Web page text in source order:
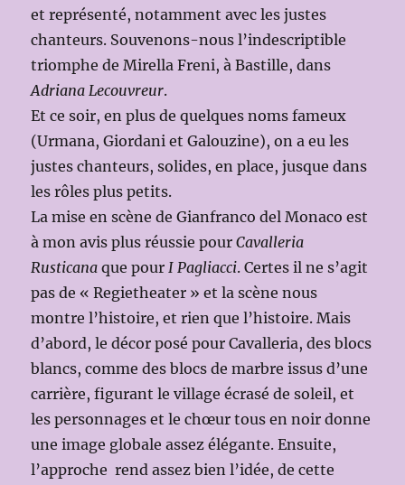
et représenté, notamment avec les justes
chanteurs. Souvenons-nous l’indescriptible
triomphe de Mirella Freni, à Bastille, dans
Adriana Lecouvreur.
Et ce soir, en plus de quelques noms fameux
(Urmana, Giordani et Galouzine), on a eu les
justes chanteurs, solides, en place, jusque dans
les rôles plus petits.
La mise en scène de Gianfranco del Monaco est
à mon avis plus réussie pourCavalleria
Rusticana que pourI Pagliacci. Certes il ne s’agit
pas de « Regietheater » et la scène nous
montre l’histoire, et rien que l’histoire. Mais
d’abord, le décor posé pour Cavalleria, des blocs
blancs, comme des blocs de marbre issus d’une
carrière, figurant le village écrasé de soleil, et
les personnages et le chœur tous en noir donne
une image globale assez élégante. Ensuite,
l’approche rend assez bien l’idée, de cette